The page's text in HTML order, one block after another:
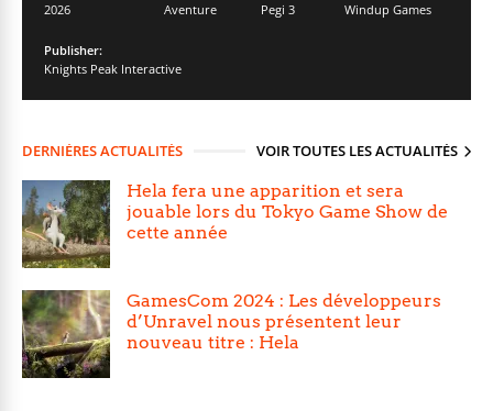
2026
Aventure
Pegi 3
Windup Games
Publisher:
Knights Peak Interactive
DERNIÈRES ACTUALITÉS VOIR TOUTES LES ACTUALITÉS
Hela fera une apparition et sera
jouable lors du Tokyo Game Show de
cette année
GamesCom 2024 : Les développeurs
d’Unravel nous présentent leur
nouveau titre : Hela